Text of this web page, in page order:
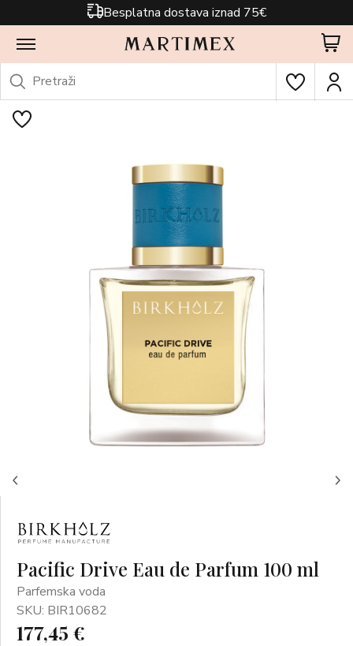
Besplatna dostava iznad 75€
Pacific Drive Eau de Parfum 100 ml
Parfemska voda
SKU: BIR10682
177,45 €